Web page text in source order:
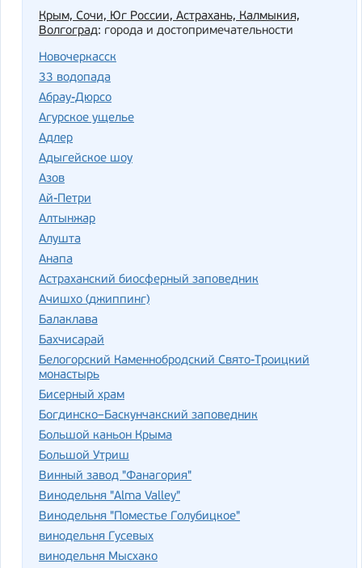
Крым, Сочи, Юг России, Астрахань, Калмыкия,
Волгоград: города и достопримечательности
Новочеркасск
33 водопада
Абрау-Дюрсо
Агурское ущелье
Адлер
Адыгейское шоу
Азов
Ай-Петри
Алтынжар
Алушта
Анапа
Астраханский биосферный заповедник
Ачишхо (джиппинг)
Балаклава
Бахчисарай
Белогорский Каменнобродский Свято-Троицкий
монастырь
Бисерный храм
Богдинско–Баскунчакский заповедник
Большой каньон Крыма
Большой Утриш
Винный завод "Фанагория"
Винодельня "Alma Valley"
Винодельня "Поместье Голубицкое"
винодельня Гусевых
винодельня Мысхако